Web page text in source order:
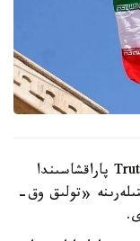
ا ق ش پرەزيدەنتى دونالد ترامپ Truth Social پاراقشاسىندا
«تولىق وق-